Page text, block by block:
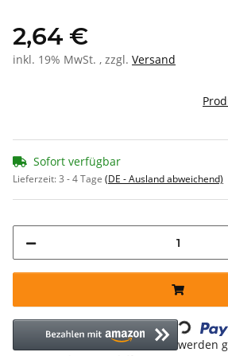
2,64 €
inkl. 19% MwSt. , zzgl. Versand
Sofort verfügbar
Lieferzeit:3 - 4 Tage (DE - Ausland abweichend)
Loading...
werden